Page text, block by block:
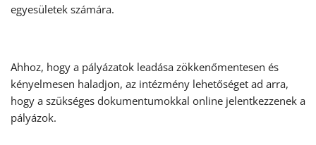
egyesületek számára.
Ahhoz, hogy a pályázatok leadása zökkenőmentesen és
kényelmesen haladjon, az intézmény lehetőséget ad arra,
hogy a szükséges dokumentumokkal online jelentkezzenek a
pályázok.